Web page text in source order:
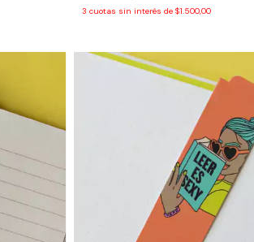
3 cuotas sin interés de $1.500,00